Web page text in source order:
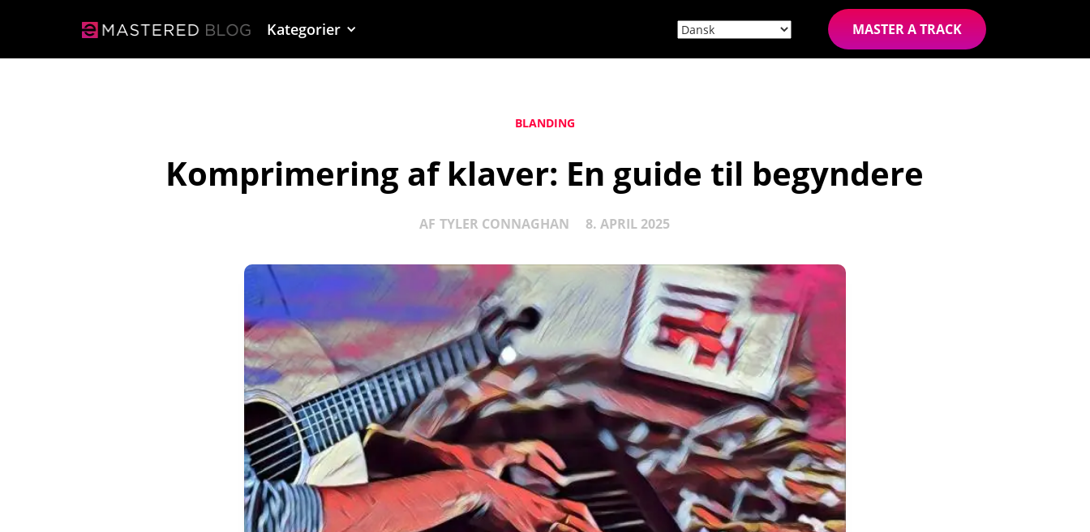
Kategorier MASTER A TRACK
BLANDING
Komprimering af klaver: En guide til begyndere
AF TYLER CONNAGHAN 8. APRIL 2025